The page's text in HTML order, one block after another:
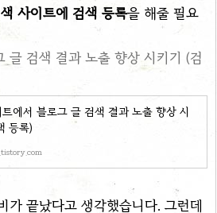
사이트에 검색 등록을 해줄 필요
글 검색 결과 노출 향상 시키기 (검
에서 블로그 글 검색 결과 노출 향상 시
등록)
가 끝났다고 생각했습니다. 그런데